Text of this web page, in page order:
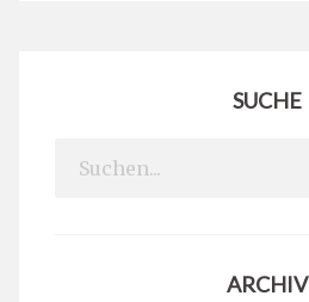
SUCHE
Search
ARCHIV